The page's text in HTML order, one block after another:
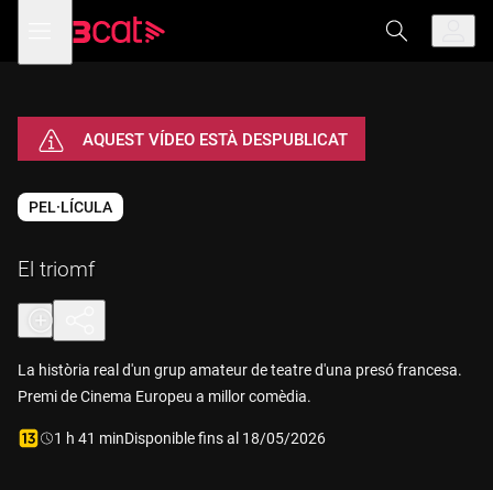
navegació
menú
de
AQUEST VÍDEO ESTÀ DESPUBLICAT
PEL·LÍCULA
El triomf
La història real d'un grup amateur de teatre d'una presó francesa.
Premi de Cinema Europeu a millor comèdia.
Durada:
1 h 41 minDisponible fins al 18/05/2026